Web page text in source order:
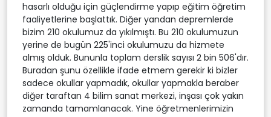
hasarlı olduğu için güçlendirme yapıp eğitim öğretim
faaliyetlerine başlattık. Diğer yandan depremlerde
bizim 210 okulumuz da yıkılmıştı. Bu 210 okulumuzun
yerine de bugün 225'inci okulumuzu da hizmete
almış olduk. Bununla toplam derslik sayısı 2 bin 506'dır.
Buradan şunu özellikle ifade etmem gerekir ki bizler
sadece okullar yapmadık, okullar yapmakla beraber
diğer taraftan 4 bilim sanat merkezi, inşası çok yakın
zamanda tamamlanacak. Yine öğretmenlerimizin